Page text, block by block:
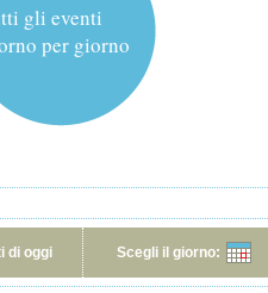
gli eventi
per giorno
di oggi Scegli il giorno: